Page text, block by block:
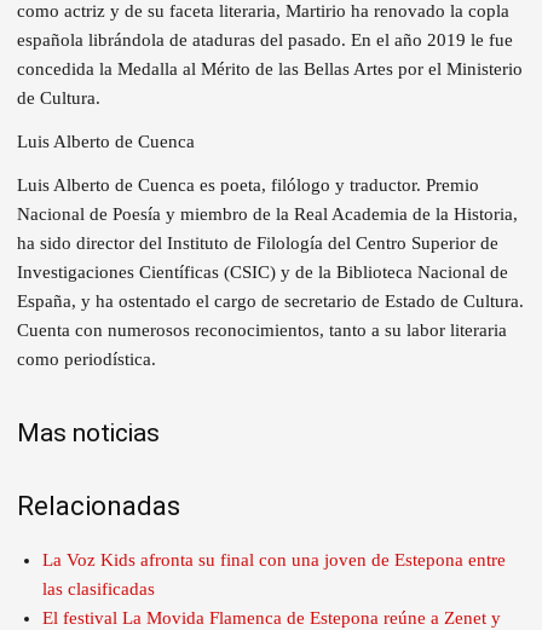
como actriz y de su faceta literaria, Martirio ha renovado la copla
española librándola de ataduras del pasado. En el año 2019 le fue
concedida la Medalla al Mérito de las Bellas Artes por el Ministerio
de Cultura.
Luis Alberto de Cuenca
Luis Alberto de Cuenca es poeta, filólogo y traductor. Premio
Nacional de Poesía y miembro de la Real Academia de la Historia,
ha sido director del Instituto de Filología del Centro Superior de
Investigaciones Científicas (CSIC) y de la Biblioteca Nacional de
España, y ha ostentado el cargo de secretario de Estado de Cultura.
Cuenta con numerosos reconocimientos, tanto a su labor literaria
como periodística.
Mas noticias
Relacionadas
La Voz Kids afronta su final con una joven de Estepona entre
las clasificadas
El festival La Movida Flamenca de Estepona reúne a Zenet y